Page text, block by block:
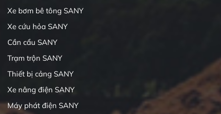
Xe bơm bê tông SANY
Xe cứu hỏa SANY
Cần cẩu SANY
Trạm trộn SANY
Thiết bị cảng SANY
Xe nâng điện SANY
Máy phát điện SANY